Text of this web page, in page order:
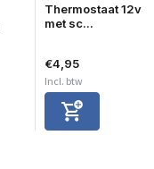
Thermostaat 12v
met sc...
€4,95
Incl. btw